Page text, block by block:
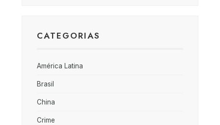
CATEGORIAS
América Latina
Brasil
China
Crime